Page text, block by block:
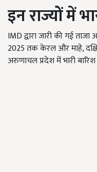
इन राज्यों में
IMD द्वारा जारी की गई
2025 तक केरल और माहे,
अरुणाचल प्रदेश में भारी